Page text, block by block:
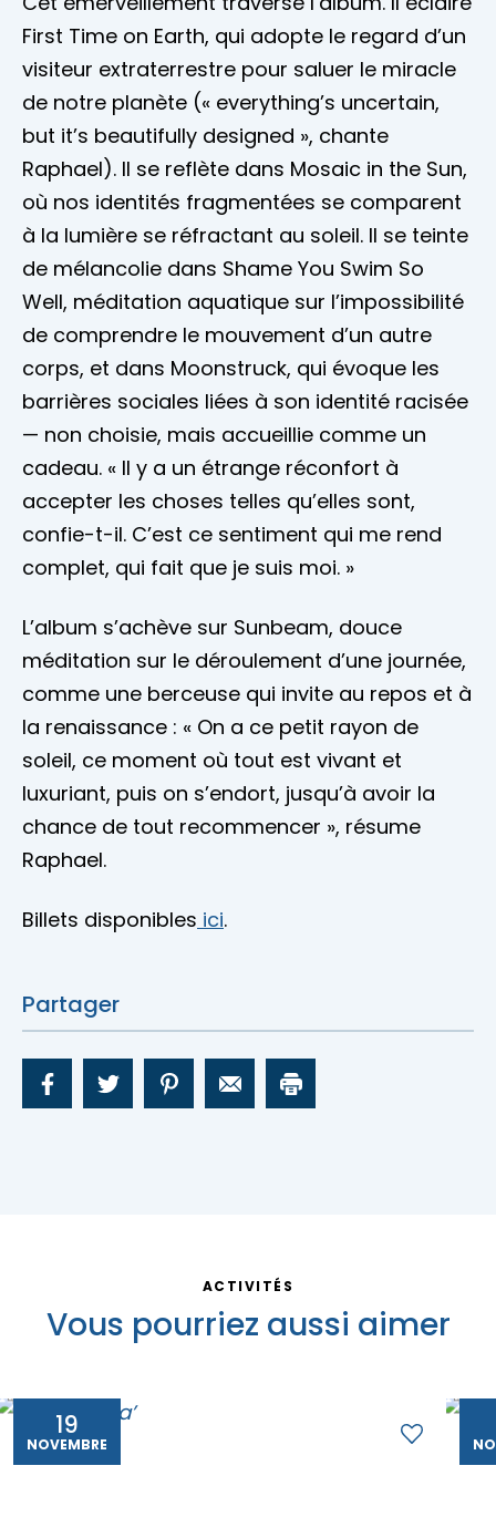
First Time on Earth, qui adopte le regard d’un
visiteur extraterrestre pour saluer le miracle
de notre planète (« everything’s uncertain,
but it’s beautifully designed », chante
Raphael). Il se reflète dans Mosaic in the Sun,
où nos identités fragmentées se comparent
à la lumière se réfractant au soleil. Il se teinte
de mélancolie dans Shame You Swim So
Well, méditation aquatique sur l’impossibilité
de comprendre le mouvement d’un autre
corps, et dans Moonstruck, qui évoque les
barrières sociales liées à son identité racisée
— non choisie, mais accueillie comme un
cadeau. « Il y a un étrange réconfort à
accepter les choses telles qu’elles sont,
confie-t-il. C’est ce sentiment qui me rend
complet, qui fait que je suis moi. »
L’album s’achève sur Sunbeam, douce
méditation sur le déroulement d’une journée,
comme une berceuse qui invite au repos et à
la renaissance : « On a ce petit rayon de
soleil, ce moment où tout est vivant et
luxuriant, puis on s’endort, jusqu’à avoir la
chance de tout recommencer », résume
Raphael.
Billets disponibles ici.
Partager
ACTIVITÉS
Vous pourriez aussi aimer
19
NOVEMBRE